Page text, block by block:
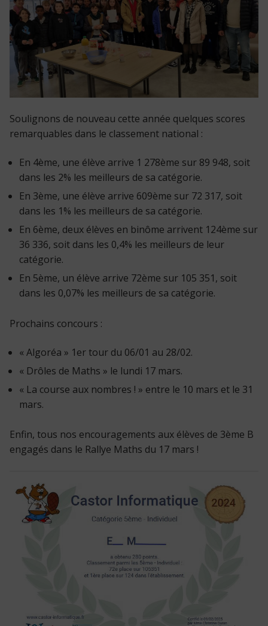
Soulignons de nouveau cette année quelques scores
remarquables dans le classement national :
En 4ème, une élève arrive 1 278ème sur 89 948, soit
dans les 2% les meilleurs de sa catégorie.
En 3ème, une élève arrive 609ème sur 72 317, soit
dans les 1% les meilleurs de sa catégorie.
En 6ème, deux élèves en binôme arrivent 124ème sur
36 336, soit dans les 0,4% les meilleurs de leur
catégorie.
En 5ème, un élève arrive 72ème sur 105 351, soit
dans les 0,07% les meilleurs de sa catégorie.
Prochains concours :
« Algoréa » 1er tour du 06/01 au 28/02.
« Drôles de Maths » le lundi 17 mars.
« La course aux nombres ! » entre le 10 mars et le 31
mars.
Enfin, tous nos encouragements aux élèves de 3ème B
engagés dans le Rallye Maths du 17 mars !